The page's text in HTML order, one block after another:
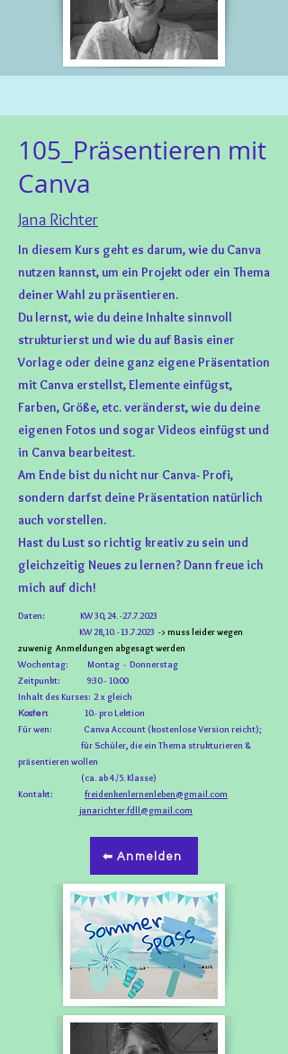
105_Präsentieren mit
Canva
Jana Richter
In diesem Kurs geht es darum, wie du Canva
nutzen kannst, um ein Projekt oder ein Thema
deiner Wahl zu präsentieren.
Du lernst, wie du deine Inhalte sinnvoll
strukturierst und wie du auf Basis einer
Vorlage oder deine ganz eigene Präsentation
mit Canva erstellst, Elemente einfügst,
Farben, Größe, etc. veränderst, wie du deine
eigenen Fotos und sogar Videos einfügst und
in Canva bearbeitest.
Am Ende bist du nicht nur Canva- Profi,
sondern darfst deine Präsentation natürlich
auch vorstellen.
Hast du Lust so richtig kreativ zu sein und
gleichzeitig Neues zu lernen? Dann freue ich
mich auf dich!
Daten: KW 30,24. -27.7.2023
KW 28,10. -13.7.2023 ->muss leider wegen
zuwenig Anmeldungen abgesagt werden
Wochentag: Montag - Donnerstag
Zeitpunkt: 9:30 - 10:00
Inhalt des Kurses: 2 x gleich
Kosten:
10.- pro Lektion
Für wen: Canva Account (kostenlose Version reicht);
für Schüler, die ein Thema strukturieren &
präsentieren wollen
(ca. ab 4./5. Klasse)
Kontakt: freidenkenlernenleben@gmail.com
janarichter.fdll@gmail.com
⬅ Anmelden